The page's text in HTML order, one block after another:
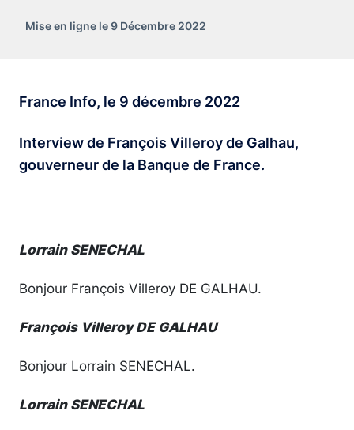
Mise en ligne le 9 Décembre 2022
France Info, le 9 décembre 2022
Interview de François Villeroy de Galhau,
gouverneur de la Banque de France.
Lorrain SENECHAL
Bonjour François Villeroy DE GALHAU.
François Villeroy DE GALHAU
Bonjour Lorrain SENECHAL.
Lorrain SENECHAL